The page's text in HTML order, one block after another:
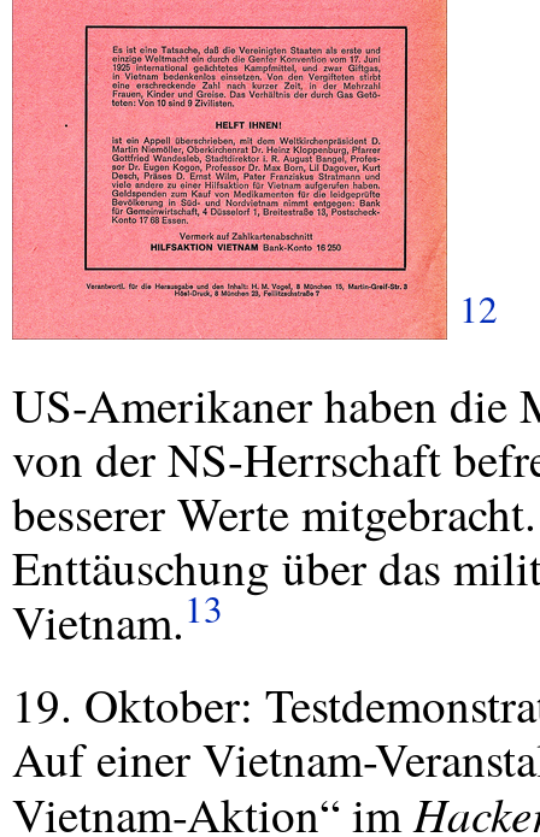
12
US-Amerikaner haben die
von der NS-Herrschaft
besserer Werte
Enttäuschung über das
Vietnam.13
19. Oktober:
Auf einer Vietnam-
Vietnam-Aktion“ im